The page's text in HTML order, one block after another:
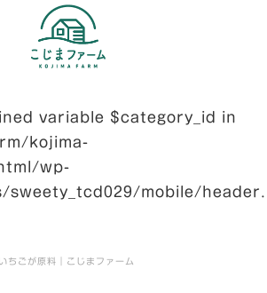
variable $category_id in
kojima-
wp-
sweety_tcd029/mobile/
ちごが原料｜こじまファーム